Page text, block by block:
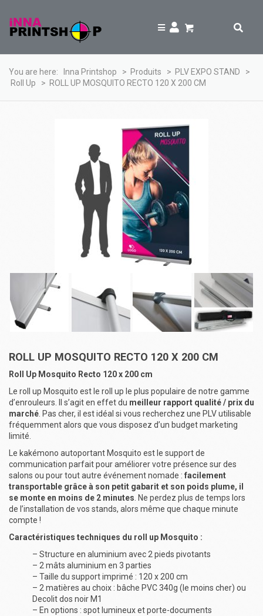
You are here: Inna Printshop > Produits > PLV EXPO STAND
>
Roll Up
> ROLL UP MOSQUITO RECTO 120 X 200 CM
ROLL UP MOSQUITO RECTO 120 X 200 CM
Roll Up Mosquito Recto 120 x 200 cm
Le roll up Mosquito est le roll up le plus populaire de notre gamme
d’enrouleurs. Il s’agit en effet du meilleur rapport qualité / prix du
marché . Pas cher, il est idéal si vous recherchez une PLV utilisable
fréquemment alors que vous disposez d’un budget marketing
limité.
Le kakémono autoportant Mosquito est le support de
communication parfait pour améliorer votre présence sur des
salons ou pour tout autre événement nomade : facilement
transportable grâce à son petit gabarit et son poids plume, il
se monte en moins de 2 minutes . Ne perdez plus de temps lors
de l’installation de vos stands, alors même que chaque minute
compte !
Caractéristiques techniques du roll up Mosquito :
– Structure en aluminium avec 2 pieds pivotants
– 2 mâts aluminium en 3 parties
– Taille du support imprimé : 120 x 200 cm
– 2 matières au choix : bâche PVC 340g (le moins cher) ou
Decolit dos noir M1
– En options : spot lumineux et porte-documents